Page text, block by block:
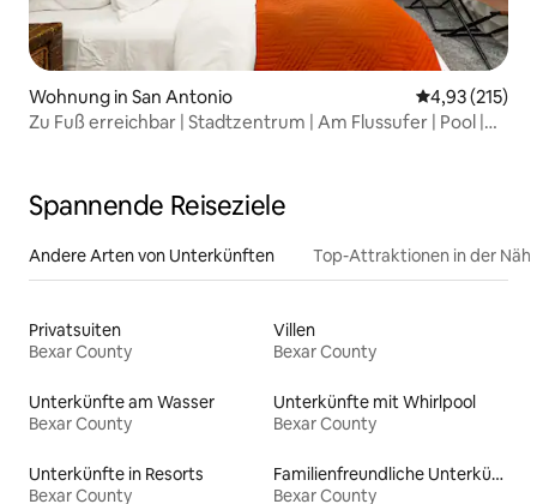
Wohnung in San Antonio
4,93 (215)
Zu Fuß erreichbar | Stadtzentrum | Am Flussufer | Pool |
Spannende Reiseziele
Andere Arten von Unterkünften Top-Attraktionen in der
Privatsuiten
Bexar County
Villen
Bexar County
Unterkünfte am Wasser
Bexar County
Unterkünfte mit Whirlpool
Bexar County
Unterkünfte in Resorts
Bexar County
Familienfreundliche Unterkünfte
Bexar County